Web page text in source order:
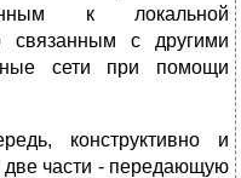
к локальной
связанным с другими
сети при помощи
конструктивно и
две части - передающую